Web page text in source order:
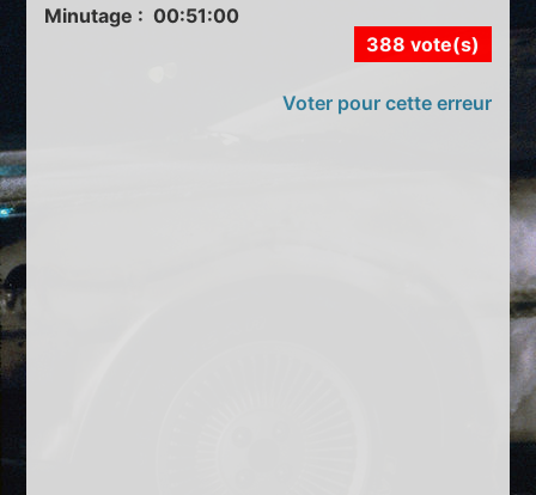
Minutage : 00:51:00
388 vote(s)
Voter pour cette erreur